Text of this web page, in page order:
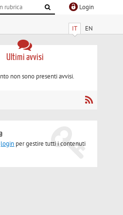
Login
IT EN
Ultimi avvisi
non sono presenti avvisi.
login per gestire tutti i contenuti